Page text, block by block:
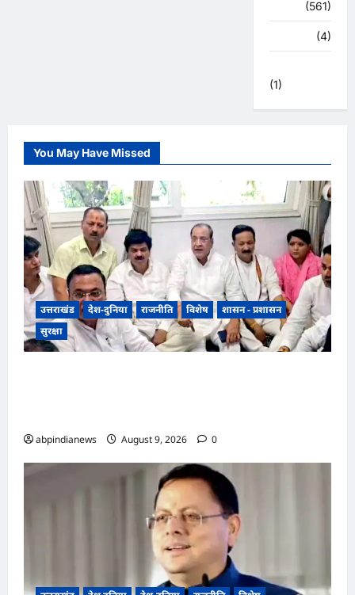
(561)
(4)
(1)
You May Have Missed
उत्तराखंड देश-दुनिया राजनीति विशेष
शासन - प्रशासन
सुरक्षा
abpindianews August 9, 2026 0